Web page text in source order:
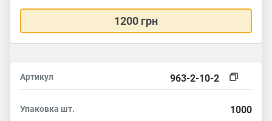
1200 грн
Артикул 963-2-10-2
Упаковка шт. 1000